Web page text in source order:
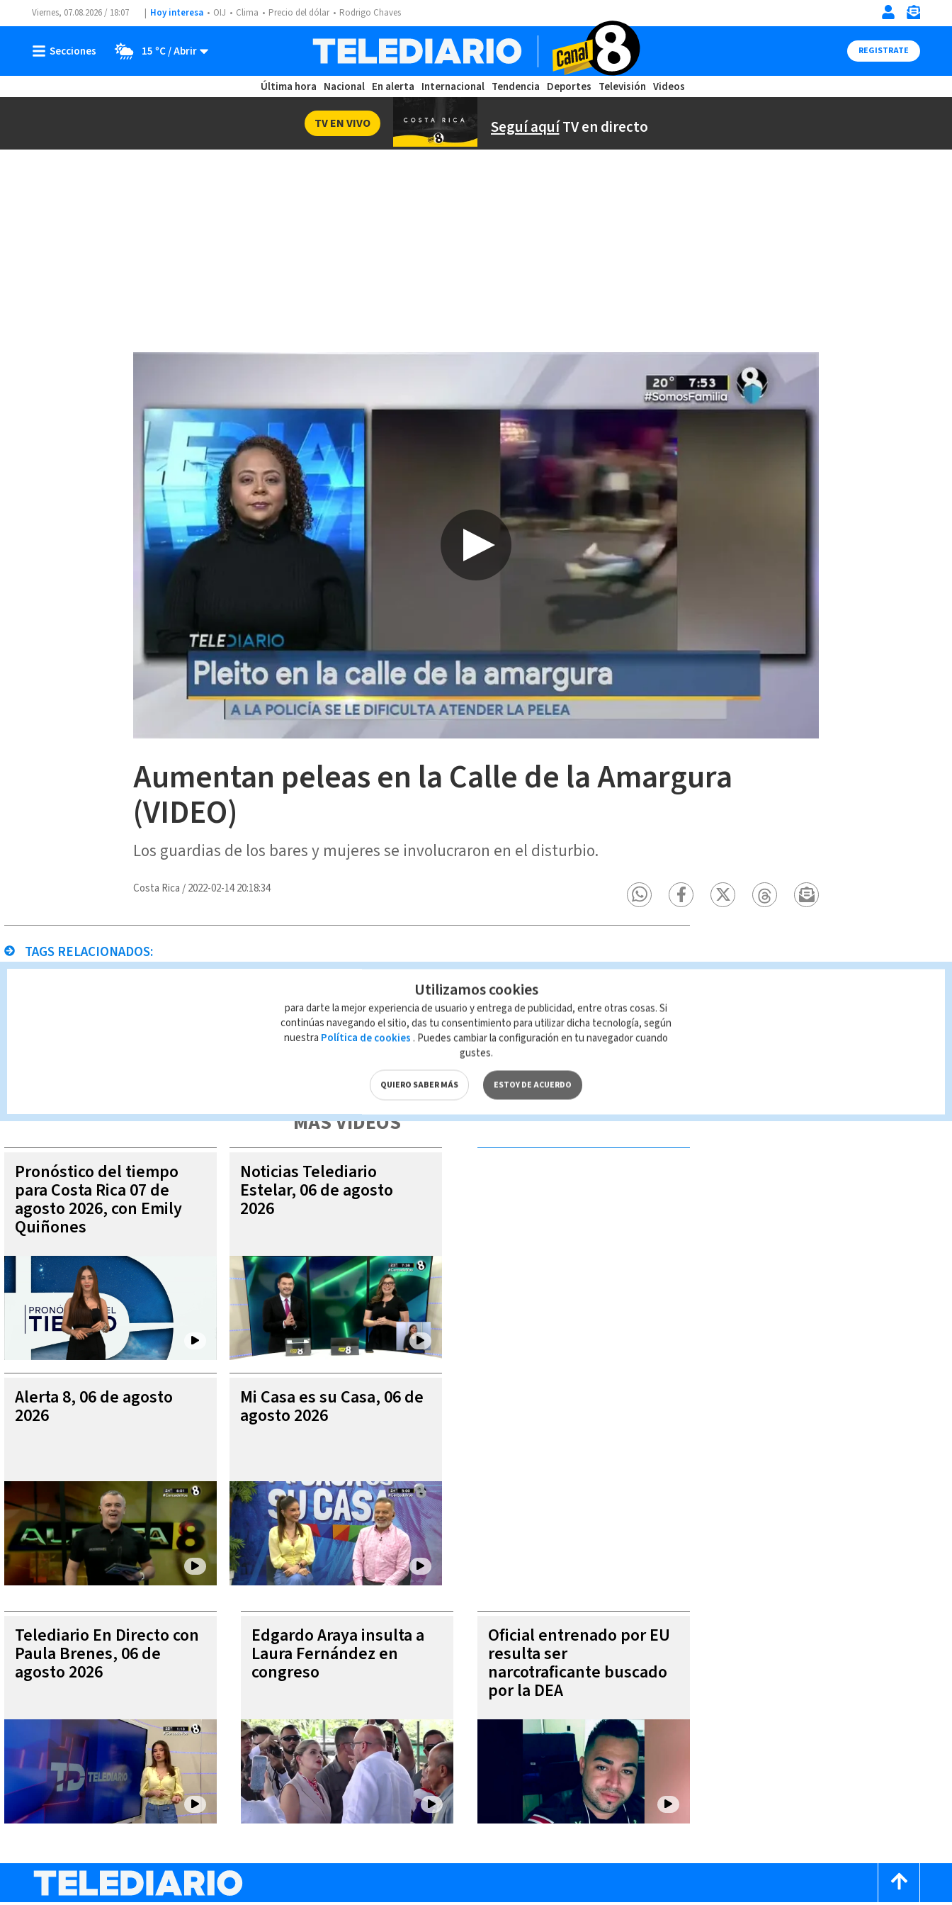
Viernes, 07.08.2026 / 18:07 Hoy interesa OIJ Clima Precio del dólar Rodrigo Chaves
15 ºC REGISTRATE
Última hora Nacional En alerta Internacional Tendencia Deportes Televisión Videos
Seguí aquíTV en directo
TV EN VIVO
Aumentan peleas en la Calle de la Amargura
(VIDEO)
Los guardias de los bares y mujeres se involucraron en el disturbio.
Costa Rica /2022-02-14 20:18:34
TAGS RELACIONADOS:
Queda prohibida la reproducción total o parcial del contenido de esta página, mismo que es propiedad de TELEDIARIO; su reproducción no
autorizada constituye una infracción y un delito de conformidad con las leyes aplicables.
MÁS VIDEOS
Pronóstico del tiempo
para Costa Rica 07 de
agosto 2026, con Emily
Quiñones
Noticias Telediario
Estelar, 06 de agosto
2026
Alerta 8, 06 de agosto
2026
Mi Casa es su Casa, 06 de
agosto 2026
Telediario En Directo con
Paula Brenes, 06 de
agosto 2026
Edgardo Araya insulta a
Laura Fernández en
congreso
Oficial entrenado por EU
resulta ser
narcotraficante buscado
por la DEA
Utilizamos cookies
para darte la mejor experiencia de usuario y entrega de publicidad, entre otras cosas. Si
continúas navegando el sitio, das tu consentimiento para utilizar dicha tecnología, según
nuestra Política de cookies . Puedes cambiar la configuración en tu navegador cuando
gustes.
QUIERO SABER MÁS ESTOY DE ACUERDO